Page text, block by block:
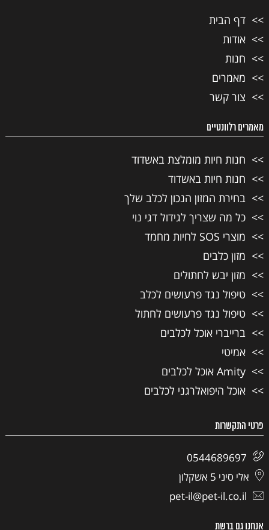
דף הבית
אודות
חנות
מאמרים
צור קשר
מאמרים רלוונטיים
חנות חיות מומלצת באשדוד
חנות חיות באשדוד
בחירת המזון הנכון לכלב שלך
כל מה שצריך לגידול דגי נוי
מוצרי SOS לחיות מחמד
מזון כלבים
מזון יבש לחתולים
טיפול נגד פרעושים לכלב
טיפול נגד פרעושים לחתול
ברייברי אוכל לכלבים
אמיטי
Amity אוכל לכלבים
אוכל היפואלרגני לכלבים
פרטי התקשרות
0544689697
אלי סיני 5 אשקלון
pet-il@pet-il.co.il
אנחנו גם ברשת